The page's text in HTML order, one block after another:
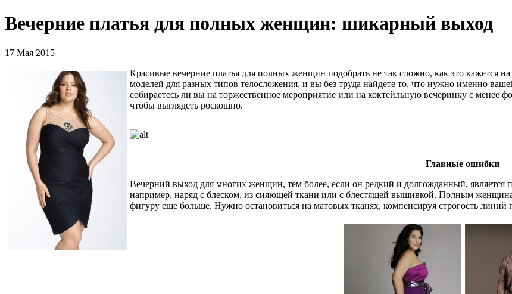
Вечерние платья для полных женщин: шикарный выход
17 Мая 2015
Красивые вечерние платья для полных женщин подобрать не так сложно, как это кажется
моделей для разных типов телосложения, и вы без труда найдете то, что нужно именно
собираетесь ли вы на торжественное мероприятие или на коктейльную вечеринку с менее
чтобы выглядеть роскошно.
Главные ошибки
Вечерний выход для многих женщин, тем более, если он редкий и долгожданный,
например, наряд с блеском, из сияющей ткани или с блестящей вышивкой. Полным женщинам
фигуру еще больше. Нужно остановиться на матовых тканях, компенсируя строгость